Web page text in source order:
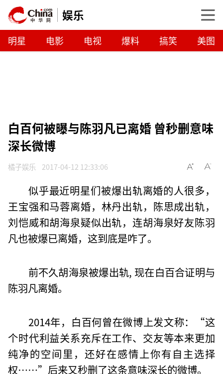
娱乐
明星 电影 电视 爆料 搞笑 美图
白百何被曝与陈羽凡已离婚 曾秒删意味
深长微博
橘子娱乐 2017-04-12 12:33:06
似乎最近明星们被爆出轨离婚的人很多，
王宝强和马蓉离婚，林丹出轨，陈思成出轨，
刘恺威和胡海泉疑似出轨，连胡海泉好友陈羽
凡也被爆已离婚，这到底是咋了。
前不久胡海泉被爆出轨, 现在白百合证明与
陈羽凡离婚。
2014年，白百何曾在微博上发文称：“这
个时代利益关系充斥在工作、交友等本来更加
纯净的空间里，还好在感情上你有自主选择
权……”后来又秒删了这条意味深长的微博。